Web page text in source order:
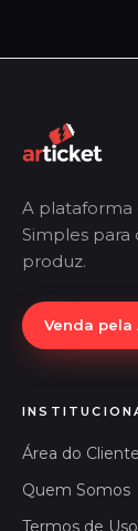
A plataforma
Simples
produz.
Venda pela
Área do Cliente
Quem Somos
Termos de Uso